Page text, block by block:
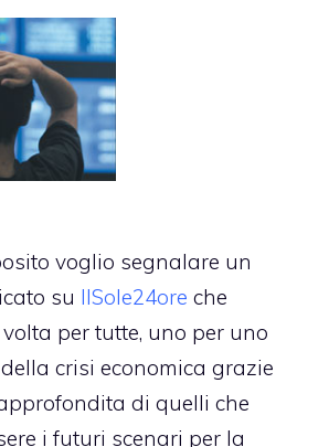
voglio segnalare un
su IlSole24ore che
per tutte, uno per uno
crisi economica grazie
di quelli che
i futuri scenari per la